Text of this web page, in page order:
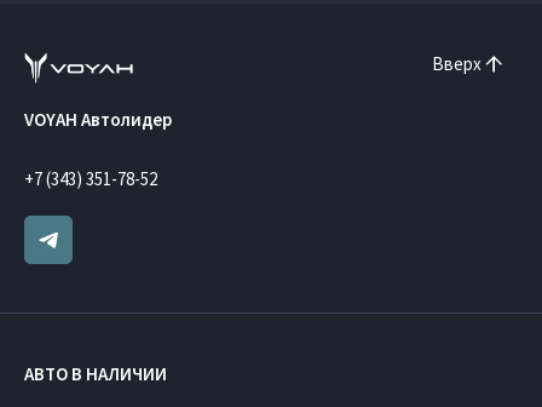
Вверх
VOYAH Автолидер
+7 (343) 351-78-52
АВТО В НАЛИЧИИ